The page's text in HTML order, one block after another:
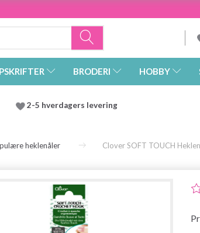
BRODERI HOBBY
2-5 hverdagers levering
heklenåler Clover SOFT TOUCH